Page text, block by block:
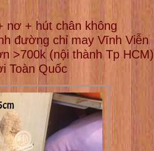
nơ + hút chân không
đường chỉ may Vĩnh Viễn
>700k (nội thành Tp HCM)
Toàn Quốc